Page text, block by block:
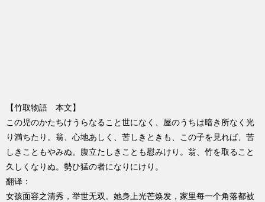
【竹取物語 本文】
この児のかたちけうらなること世になく、屋のうちは暗き所なく光
り満ちたり。翁、心地あしく、苦しきときも、この子を見れば、苦
しきこともやみぬ。腹立たしきことも慰みけり。翁、竹を取ること
久しくなりぬ。勢ひ猛の者になりにけり。
翻译：
女孩面容之清秀，举世无双。她身上光芒焕发，家里每一个角落都被